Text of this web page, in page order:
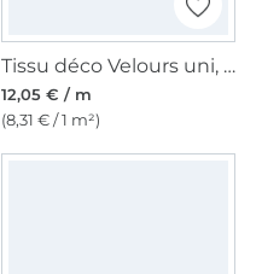
Tissu déco Velours uni, curry
12,05 € / m
(8,31 € / 1 m²)